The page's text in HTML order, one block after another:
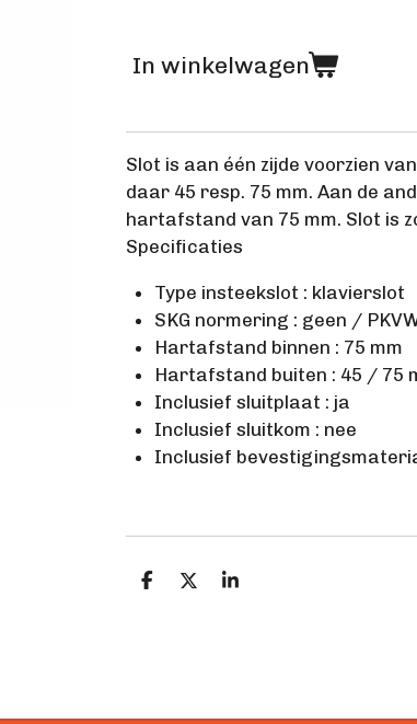
In winkelwagen
Slot is aan één zijde voorzien
daar 45 resp. 75 mm. Aan de
hartafstand van 75 mm. Slot is
Specificaties
Type insteekslot : klavierslot
SKG normering : geen /
Hartafstand binnen : 75 mm
Hartafstand buiten : 45 / 75
Inclusief sluitplaat : ja
Inclusief sluitkom : nee
Inclusief
D
D
S